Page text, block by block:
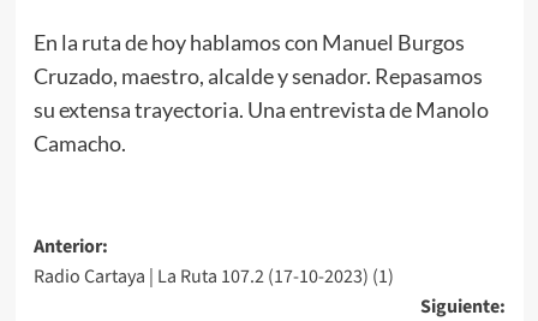
En la ruta de hoy hablamos con Manuel Burgos
Cruzado, maestro, alcalde y senador. Repasamos
su extensa trayectoria. Una entrevista de Manolo
Camacho.
Anterior:
Radio Cartaya | La Ruta 107.2 (17-10-2023) (1)
Siguiente: